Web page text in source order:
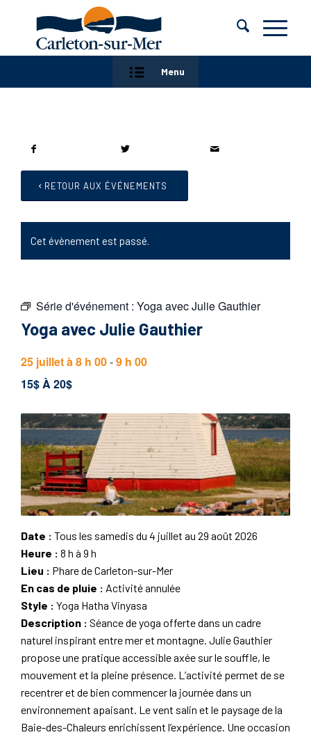
Menu
RETOUR AUX ÉVÉNEMENTS
Cet évènement est passé.
Série d'événement : Yoga avec Julie Gauthier
Yoga avec Julie Gauthier
25 juillet à 8 h 00-9 h 00
15$ À 20$
Date : Tous les samedis du 4 juillet au 29 août 2026
Heure : 8 h à 9 h
Lieu : Phare de Carleton-sur-Mer
En cas de pluie : Activité annulée
Style : Yoga Hatha Vinyasa
Description : Séance de yoga offerte dans un cadre
naturel inspirant entre mer et montagne. Julie Gauthier
propose une pratique accessible axée sur le souffle, le
mouvement et la pleine présence. L’activité permet de se
recentrer et de bien commencer la journée dans un
environnement apaisant. Le vent salin et le paysage de la
Baie-des-Chaleurs enrichissent l’expérience. Une occasion